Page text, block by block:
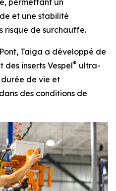
permettant un
et une stabilité
risque de surchauffe.
Taiga a développé de
inserts Vespel® ultra-
de vie et
des conditions de